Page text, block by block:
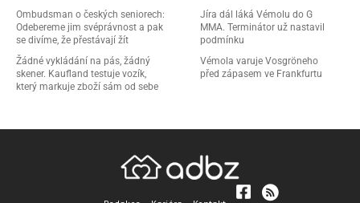
Ombudsman o českých seniorech:
Odebereme jim svéprávnost a pak
se divíme, že přestávají žít
Žádné vykládání na pás, žádný
skener. Kaufland testuje vozík,
který markuje zboží sám od sebe
Jíra dál láká Vémolu do G
MMA. Terminátor už nastavil
podmínku
Vémola varuje Vosgröneho
před zápasem ve Frankfurtu